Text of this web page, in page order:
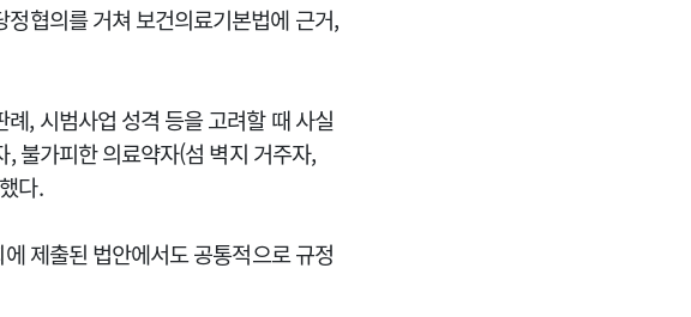
협의를 거쳐 보건의료기본법에 근거,
, 시범사업 성격 등을 고려할 때 사실
불가피한 의료약자(섬 벽지 거주자,
다.
제출된 법안에서도 공통적으로 규정